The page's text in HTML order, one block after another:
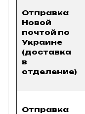
Отправка
Новой
почтой по
Украине
(доставка
в
отделение)
Отправка